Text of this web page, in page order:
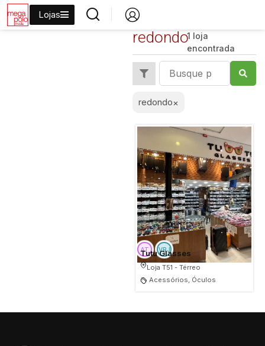
Lojas
redondo1 loja
encontrada
redondo×
Tutu Glasses
Loja T51 - Térreo
Acessórios, Óculos